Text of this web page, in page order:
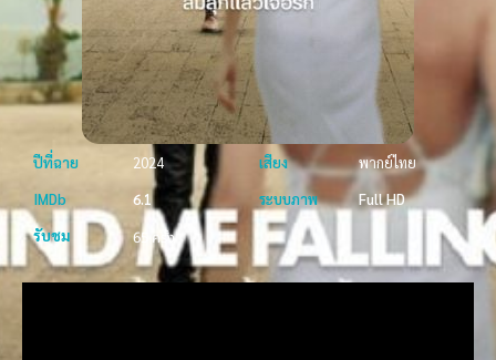
ปีที่ฉาย 2024 เสียง
พากย์ไทย
IMDb
6.1 ระบบภาพ
Full HD
รับชม
65 ครั้ง